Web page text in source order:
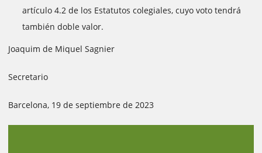
artículo 4.2 de los Estatutos colegiales, cuyo voto tendrá
también doble valor.
Joaquim de Miquel Sagnier
Secretario
Barcelona, 19 de septiembre de 2023